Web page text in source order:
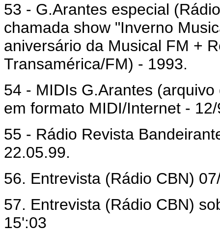
53 - G.Arantes especial
chamada show "Inverno
aniversário da Musical FM +
Transamérica/FM) - 1993.
54 - MIDIs G.Arantes
em formato MIDI/Internet -
55 - Rádio Revista
22.05.99.
56. Entrevista (Rádio CBN)
57. Entrevista (Rádio CBN)
15':03